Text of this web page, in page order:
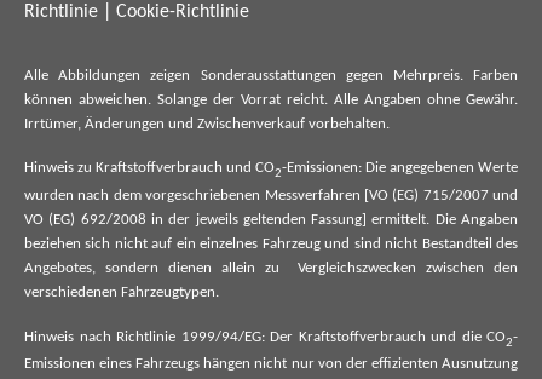
Richtlinie
Cookie-Richtlinie
Alle Abbildungen zeigen Sonderausstattungen gegen Mehrpreis. Farben
können abweichen. Solange der Vorrat reicht. Alle Angaben ohne Gewähr.
Irrtümer, Änderungen und Zwischenverkauf vorbehalten.
Hinweis zu Kraftstoffverbrauch und CO2-Emissionen: Die angegebenen Werte
wurden nach dem vorgeschriebenen Messverfahren [VO (EG) 715/2007 und
VO (EG) 692/2008 in der jeweils geltenden Fassung] ermittelt. Die Angaben
beziehen sich nicht auf ein einzelnes Fahrzeug und sind nicht Bestandteil des
Angebotes, sondern dienen allein zu Vergleichszwecken zwischen den
verschiedenen Fahrzeugtypen.
Hinweis nach Richtlinie 1999/94/EG: Der Kraftstoffverbrauch und die CO2-
Emissionen eines Fahrzeugs hängen nicht nur von der effizienten Ausnutzung